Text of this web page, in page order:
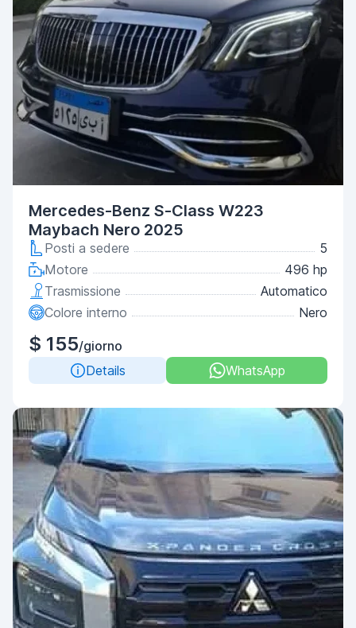
Mercedes-Benz S-Class W223
Maybach Nero 2025
Posti a sedere
5
Motore
496 hp
Trasmissione
Automatico
Colore interno
Nero
$ 155/giorno
Details
WhatsApp